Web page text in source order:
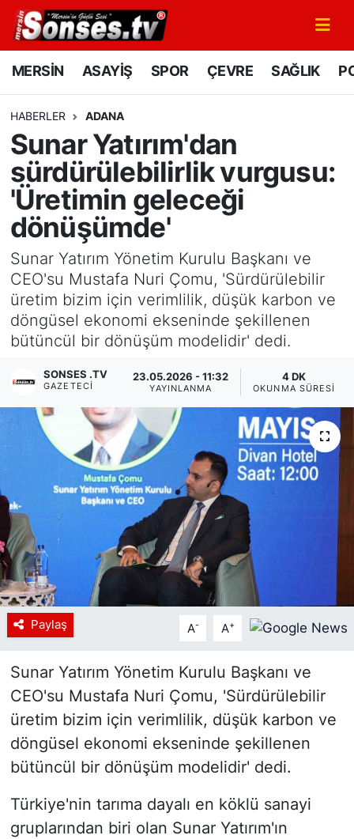
MERSİN ASAYİŞ SPOR ÇEVRE SAĞLIK
HABERLER ADANA
Sunar Yatırım'dan
sürdürülebilirlik vurgusu:
'Üretimin geleceği
dönüşümde'
Sunar Yatırım Yönetim Kurulu Başkanı ve
CEO'su Mustafa Nuri Çomu, 'Sürdürülebilir
üretim bizim için verimlilik, düşük karbon ve
döngüsel ekonomi ekseninde şekillenen
bütüncül bir dönüşüm modelidir' dedi.
SONSES .TV
GAZETECI
23.05.2026 - 11:32
YAYINLANMA
4 DK
OKUNMA SÜRESI
Paylaş A- A+
Sunar Yatırım Yönetim Kurulu Başkanı ve
CEO'su Mustafa Nuri Çomu, 'Sürdürülebilir
üretim bizim için verimlilik, düşük karbon ve
döngüsel ekonomi ekseninde şekillenen
bütüncül bir dönüşüm modelidir' dedi.
Türkiye'nin tarıma dayalı en köklü sanayi
gruplarından biri olan Sunar Yatırım'ın
MERSİN
SPOR
GÜNÜN MANŞETİ
DÜNYA
KÜLTÜR - SANAT
MAGAZİN
SAĞLIK
Siyaset
YEREL HABER
Haberde insan
Tanıtım
Mersin Nöbetçi Eczaneler
Mersin Namaz Vakitleri
Mersin Trafik Yoğunluk Haritası
Süper Lig Puan Durumu ve Fikstür
Tüm Manşetler
Son Dakika Haberleri
Haber Arşivi